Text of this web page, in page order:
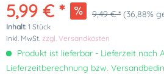
5,99 € * 9,49 € * (36,88%
Inhalt: 1 Stück
inkl. MwSt. zzgl. Versandkosten
Produkt ist lieferbar - Lieferzeit nach
Lieferzeitberechnung bzw.